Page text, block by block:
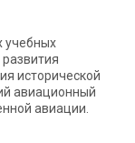
учебных
исторической
авиационный
авиации.